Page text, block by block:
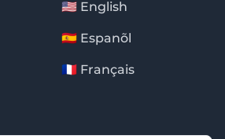
🇺🇸 English
🇪🇸 Espanõl
🇫🇷 Français